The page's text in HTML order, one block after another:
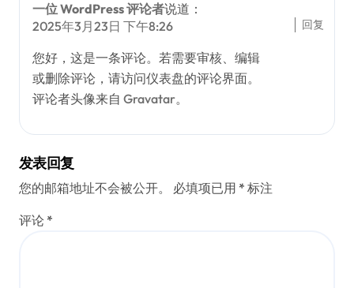
一位 WordPress 评论者说道：
2025年3月23日 下午8:26
您好，这是一条评论。若需要审核、编辑
或删除评论，请访问仪表盘的评论界面。
评论者头像来自 Gravatar。
回复
发表回复
您的邮箱地址不会被公开。 必填项已用 * 标注
评论 *